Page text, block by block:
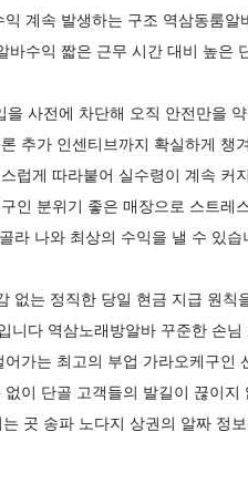
계속 발생하는 구조 역삼동룸알
수익 짧은 근무 시간 대비 높은
사전에 차단해 오직 안전만을
추가 인센티브까지 확실하게 챙
럽게 따라붙어 실수령이 계속 커
인 분위기 좋은 매장으로 스트레
라 나와 최상의 수익을 낼 수 있습
없는 정직한 당일 현금 지급 원칙
다 역삼노래방알바 꾸준한 손님
가는 최고의 부업 가라오케구인
이 단골 고객들의 발길이 끊이지
곳 송파 노다지 상권의 알짜 정